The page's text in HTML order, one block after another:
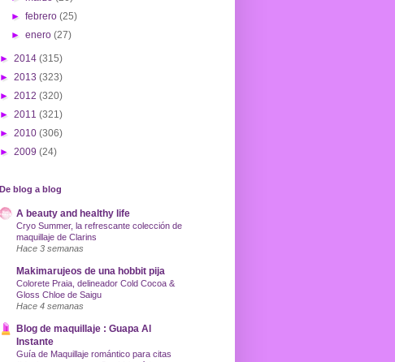
►febrero(25)
►enero(27)
► 2014 (315)
► 2013 (323)
► 2012 (320)
► 2011 (321)
► 2010 (306)
► 2009 (24)
De blog a blog
A beauty and healthy life
Cryo Summer, la refrescante colección de
maquillaje de Clarins
Hace 3 semanas
Makimarujeos de una hobbit pija
Colorete Praia, delineador Cold Cocoa &
Gloss Chloe de Saigu
Hace 4 semanas
Blog de maquillaje : Guapa Al
Instante
Guía de Maquillaje romántico para citas